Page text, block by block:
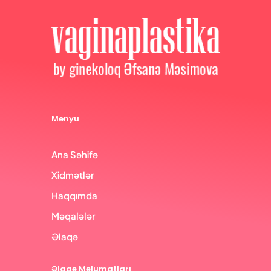
Menyu
Ana Səhifə
Xidmətlər
Haqqımda
Məqalələr
Əlaqə